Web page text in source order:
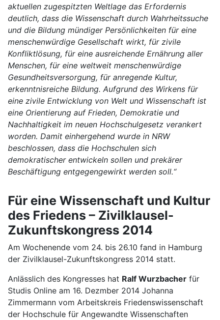
aktuellen zugespitzten Weltlage das Erfordernis
deutlich, dass die Wissenschaft durch Wahrheitssuche
und die Bildung mündiger Persönlichkeiten für eine
menschenwürdige Gesellschaft wirkt, für zivile
Konfliktlösung, für eine ausreichende Ernährung aller
Menschen, für eine weltweit menschenwürdige
Gesundheitsversorgung, für anregende Kultur,
erkenntnisreiche Bildung. Aufgrund des Wirkens für
eine zivile Entwicklung von Welt und Wissenschaft ist
eine Orientierung auf Frieden, Demokratie und
Nachhaltigkeit im neuen Hochschulgesetz verankert
worden. Damit einhergehend wurde in NRW
beschlossen, dass die Hochschulen sich
demokratischer entwickeln sollen und prekärer
Beschäftigung entgegengewirkt werden soll.“
Für eine Wissenschaft und Kultur
des Friedens – Zivilklausel-
Zukunftskongress 2014
Am Wochenende vom 24. bis 26.10 fand in Hamburg
der Zivilklausel-Zukunftskongress 2014 statt.
Anlässlich des Kongresses hat Ralf Wurzbacher für
Studis Online am 16. Dezmber 2014 Johanna
Zimmermann vom Arbeitskreis Friedenswissenschaft
der Hochschule für Angewandte Wissenschaften